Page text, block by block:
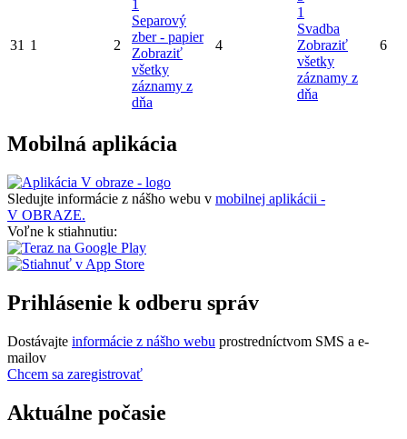
31 1 2
1
Separový
zber - papier
Zobraziť
všetky
záznamy z
dňa
4
1
Svadba
Zobraziť
všetky
záznamy z
dňa
6
Mobilná aplikácia
Sledujte informácie z nášho webu v mobilnej aplikácii -
V OBRAZE.
Voľne k stiahnutiu:
Prihlásenie k odberu správ
Dostávajte informácie z nášho webu prostredníctvom SMS a e-
mailov
Chcem sa zaregistrovať
Aktuálne počasie